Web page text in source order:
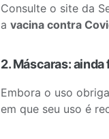
Consulte o site da
a vacina contra
2. Máscaras:
Embora o uso
em que seu uso é